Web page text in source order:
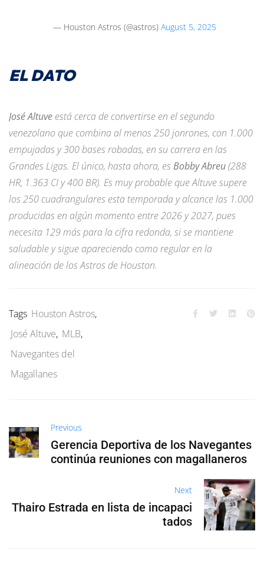
— Houston Astros (@astros) August 5, 2025
EL DATO
José Altuve está cerca de convertirse en el segundo
venezolano que combina al menos 250 jonrones, con 1.000
empujadas y 300 bases robadas, en su carrera en las
Grandes Ligas. El único, hasta ahora, esBobby Abreu(288
HR, 1.363 CI y 400 BR). Es muy probable que Altuve supere
los 250 cuadrangulares esta temporada y alcance las 1.000
producidas en algún momento entre 2026 y 2027, pues
necesita 129 más para la cifra redonda, si se mantiene
saludable y sigue apareciendo como regular en la
alineación de los Astros de Houston.
Tags Houston Astros,
José Altuve, MLB,
Navegantes del
Magallanes
Previous
Gerencia Deportiva de los Navegantes
continúa reuniones con magallaneros
Next
Thairo Estrada en lista de incapaci
tados